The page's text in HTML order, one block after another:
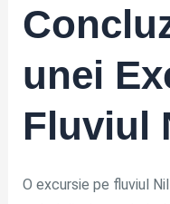
unei
Fluviul
O excursie pe fluviul